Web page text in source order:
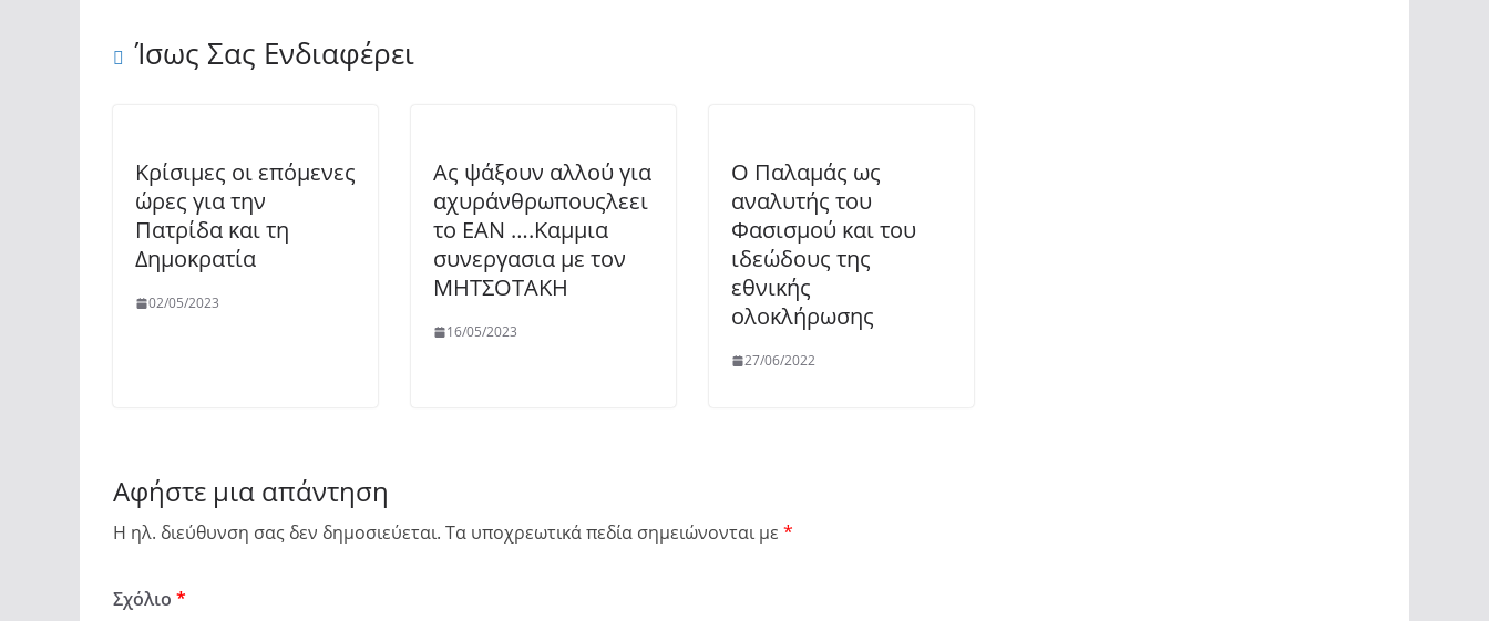
Ίσως Σας Ενδιαφέρει
Κρίσιμες οι επόμενες
ώρες για την
Πατρίδα και τη
Δημοκρατία
02/05/2023
Ας ψάξουν αλλού για
αχυράνθρωπουςλεει
το ΕΑΝ ….Καμμια
συνεργασια με τον
ΜΗΤΣΟΤΑΚΗ
16/05/2023
Ο Παλαμάς ως
αναλυτής του
Φασισμού και του
ιδεώδους της
εθνικής
ολοκλήρωσης
27/06/2022
Αφήστε μια απάντηση
Η ηλ. διεύθυνση σας δεν δημοσιεύεται. Τα υποχρεωτικά πεδία σημειώνονται με *
Σχόλιο *